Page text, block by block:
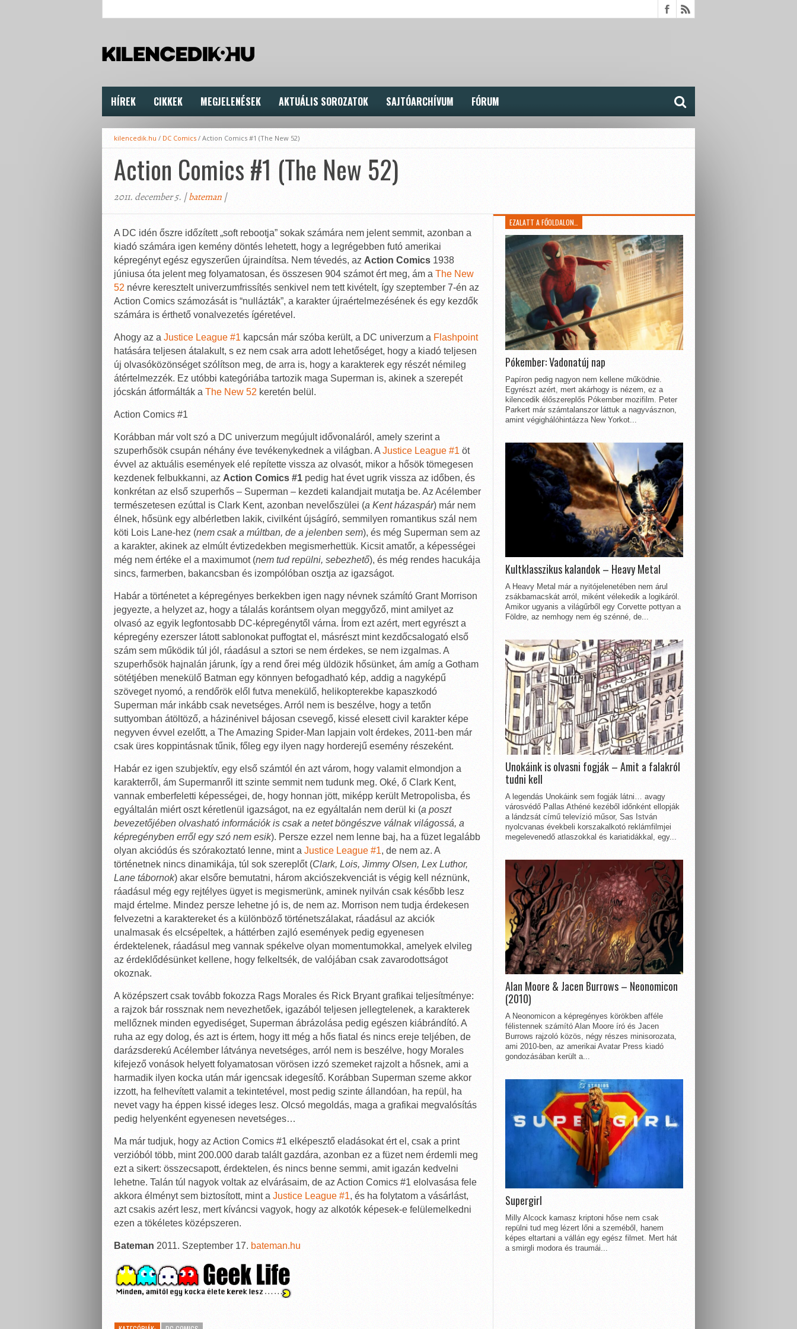
HÍREK CIKKEK MEGJELENÉSEK AKTUÁLIS SOROZATOK SAJTÓARCHÍVUM FÓRUM
kilencedik.hu / DC Comics / Action Comics #1 (The New 52)
Action Comics #1 (The New 52)
2011. december 5. |bateman |
A DC idén őszre időzített „soft rebootja” sokak számára nem jelent semmit, azonban a
kiadó számára igen kemény döntés lehetett, hogy a legrégebben futó amerikai
képregényt egész egyszerűen újraindítsa. Nem tévedés, az Action Comics 1938
júniusa óta jelent meg folyamatosan, és összesen 904 számot ért meg, ám a The New
52 névre keresztelt univerzumfrissítés senkivel nem tett kivételt, így szeptember 7-én az
Action Comics számozását is “nullázták”, a karakter újraértelmezésének és egy kezdők
számára is érthető vonalvezetés ígéretével.
Ahogy az a Justice League #1 kapcsán már szóba került, a DC univerzum a Flashpoint
hatására teljesen átalakult, s ez nem csak arra adott lehetőséget, hogy a kiadó teljesen
új olvasóközönséget szólítson meg, de arra is, hogy a karakterek egy részét némileg
átértelmezzék. Ez utóbbi kategóriába tartozik maga Superman is, akinek a szerepét
jócskán átformálták a The New 52 keretén belül.
Action Comics #1
Korábban már volt szó a DC univerzum megújult idővonaláról, amely szerint a
szuperhősök csupán néhány éve tevékenykednek a világban. AJustice League #1 öt
évvel az aktuális események elé repítette vissza az olvasót, mikor a hősök tömegesen
kezdenek felbukkanni, az Action Comics #1 pedig hat évet ugrik vissza az időben, és
konkrétan az első szuperhős – Superman – kezdeti kalandjait mutatja be. Az Acélember
természetesen ezúttal is Clark Kent, azonban nevelőszülei (a Kent házaspár) már nem
élnek, hősünk egy albérletben lakik, civilként újságíró, semmilyen romantikus szál nem
köti Lois Lane-hez (nem csak a múltban, de a jelenben sem), és még Superman sem az
a karakter, akinek az elmúlt évtizedekben megismerhettük. Kicsit amatőr, a képességei
még nem értéke el a maximumot (nem tud repülni, sebezhető), és még rendes hacukája
sincs, farmerben, bakancsban és izompólóban osztja az igazságot.
Habár a történetet a képregényes berkekben igen nagy névnek számító Grant Morrison
jegyezte, a helyzet az, hogy a tálalás korántsem olyan meggyőző, mint amilyet az
olvasó az egyik legfontosabb DC-képregénytől várna. Írom ezt azért, mert egyrészt a
képregény ezerszer látott sablonokat puffogtat el, másrészt mint kezdőcsalogató első
szám sem működik túl jól, ráadásul a sztori se nem érdekes, se nem izgalmas. A
szuperhősök hajnalán járunk, így a rend őrei még üldözik hősünket, ám amíg a Gotham
sötétjében menekülő Batman egy könnyen befogadható kép, addig a nagyképű
szöveget nyomó, a rendőrök elől futva menekülő, helikopterekbe kapaszkodó
Superman már inkább csak nevetséges. Arról nem is beszélve, hogy a tetőn
suttyomban átöltöző, a házinénivel bájosan csevegő, kissé elesett civil karakter képe
negyven évvel ezelőtt, a The Amazing Spider-Man lapjain volt érdekes, 2011-ben már
csak üres koppintásnak tűnik, főleg egy ilyen nagy horderejű esemény részeként.
Habár ez igen szubjektív, egy első számtól én azt várom, hogy valamit elmondjon a
karakterről, ám Supermanről itt szinte semmit nem tudunk meg. Oké, ő Clark Kent,
vannak emberfeletti képességei, de, hogy honnan jött, miképp került Metropolisba, és
egyáltalán miért oszt kéretlenül igazságot, na ez egyáltalán nem derül ki (a poszt
bevezetőjében olvasható információk is csak a netet böngészve válnak világossá, a
képregényben erről egy szó nem esik). Persze ezzel nem lenne baj, ha a füzet legalább
olyan akciódús és szórakoztató lenne, mint a Justice League #1, de nem az. A
történetnek nincs dinamikája, túl sok szereplőt (Clark, Lois, Jimmy Olsen, Lex Luthor,
Lane tábornok) akar elsőre bemutatni, három akciószekvenciát is végig kell néznünk,
ráadásul még egy rejtélyes ügyet is megismerünk, aminek nyilván csak később lesz
majd értelme. Mindez persze lehetne jó is, de nem az. Morrison nem tudja érdekesen
felvezetni a karaktereket és a különböző történetszálakat, ráadásul az akciók
unalmasak és elcsépeltek, a háttérben zajló események pedig egyenesen
érdektelenek, ráadásul meg vannak spékelve olyan momentumokkal, amelyek elvileg
az érdeklődésünket kellene, hogy felkeltsék, de valójában csak zavarodottságot
okoznak.
A középszert csak tovább fokozza Rags Morales és Rick Bryant grafikai teljesítménye:
a rajzok bár rossznak nem nevezhetőek, igazából teljesen jellegtelenek, a karakterek
mellőznek minden egyediséget, Superman ábrázolása pedig egészen kiábrándító. A
ruha az egy dolog, és azt is értem, hogy itt még a hős fiatal és nincs ereje teljében, de
darázsderekú Acélember látványa nevetséges, arról nem is beszélve, hogy Morales
kifejező vonások helyett folyamatosan vörösen izzó szemeket rajzolt a hősnek, ami a
harmadik ilyen kocka után már igencsak idegesítő. Korábban Superman szeme akkor
izzott, ha felhevített valamit a tekintetével, most pedig szinte állandóan, ha repül, ha
nevet vagy ha éppen kissé ideges lesz. Olcsó megoldás, maga a grafikai megvalósítás
pedig helyenként egyenesen nevetséges…
Ma már tudjuk, hogy az Action Comics #1 elképesztő eladásokat ért el, csak a print
verzióból több, mint 200.000 darab talált gazdára, azonban ez a füzet nem érdemli meg
ezt a sikert: összecsapott, érdektelen, és nincs benne semmi, amit igazán kedvelni
lehetne. Talán túl nagyok voltak az elvárásaim, de az Action Comics #1 elolvasása fele
akkora élményt sem biztosított, mint a Justice League #1, és ha folytatom a vásárlást,
azt csakis azért lesz, mert kíváncsi vagyok, hogy az alkotók képesek-e felülemelkedni
ezen a tökéletes középszeren.
Bateman 2011. Szeptember 17. bateman.hu
EZALATT A FŐOLDALON…
Pókember: Vadonatúj nap
Papíron pedig nagyon nem kellene működnie.
Egyrészt azért, mert akárhogy is nézem, ez a
kilencedik élőszereplős Pókember mozifilm. Peter
Parkert már számtalanszor láttuk a nagyvásznon,
amint végighálóhintázza New Yorkot...
Kultklasszikus kalandok – Heavy Metal
A Heavy Metal már a nyitójelenetében nem árul
zsákbamacskát arról, miként vélekedik a logikáról.
Amikor ugyanis a világűrből egy Corvette pottyan a
Földre, az nemhogy nem ég szénné, de...
Unokáink is olvasni fogják – Amit a falakról
tudni kell
A legendás Unokáink sem fogják látni… avagy
városvédő Pallas Athéné kezéből időnként ellopják
a lándzsát című televízió műsor, Sas István
nyolcvanas évekbeli korszakalkotó reklámfilmjei
megelevenedő atlaszokkal és kariatidákkal, egy...
Alan Moore & Jacen Burrows – Neonomicon
(2010)
A Neonomicon a képregényes körökben afféle
félistennek számító Alan Moore író és Jacen
Burrows rajzoló közös, négy részes minisorozata,
ami 2010-ben, az amerikai Avatar Press kiadó
gondozásában került a...
Supergirl
Milly Alcock kamasz kriptoni hőse nem csak
repülni tud meg lézert lőni a szeméből, hanem
képes eltartani a vállán egy egész filmet. Mert hát
a smirgli modora és traumái...